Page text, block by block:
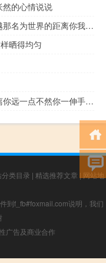
然的心情说说
感到无聊枯燥时候发的小清新说说 跨越那名为世界的距离你我相遇
晒得均匀
深夜里一个人默默流泪的伤感说说 得离你远一点不然你一伸手就可以把我推开
分类目录 | 精选推荐文章 | 网站地
到f_fb#foxmail.com说明，我们
广告及商业合作